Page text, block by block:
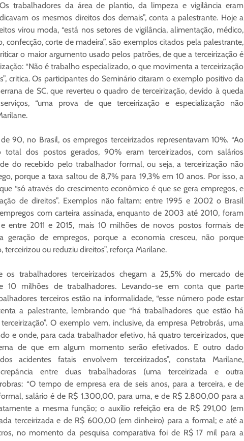
trabalhadores da área de plantio, da limpeza e vigilância eram
os mesmos direitos dos demais”, conta a palestrante. Hoje a
virou moda, “está nos setores de vigilância, alimentação, médico,
confecção, corte de madeira”, são exemplos citados pela palestrante,
o maior argumento usado pelos patrões, de que a terceirização é
“Não é trabalho especializado, o que movimenta a terceirização
critica. Os participantes do Seminário citaram o exemplo positivo da
de SC, que reverteu o quadro de terceirização, devido à queda
“uma prova de que terceirização e especialização não
90, no Brasil, os empregos terceirizados representavam 10%. “Ao
dos postos gerados, 90% eram terceirizados, com salários
do recebido pelo trabalhador formal, ou seja, a terceirização não
porque a taxa saltou de 8,7% para 19,3% em 10 anos. Por isso, a
“só através do crescimento econômico é que se gera empregos, e
de direitos”. Exemplos não faltam: entre 1995 e 2002 o Brasil
com carteira assinada, enquanto de 2003 até 2010, foram
entre 2011 e 2015, mais 10 milhões de novos postos formais de
geração de empregos, porque a economia cresceu, não porque
terceirizou ou reduziu direitos”, reforça Marilane.
os trabalhadores terceirizados chegam a 25,5% do mercado de
10 milhões de trabalhadores. Levando-se em conta que parte
terceiros estão na informalidade, “esse número pode estar
a palestrante, lembrando que “há trabalhadores que estão há
O exemplo vem, inclusive, da empresa Petrobrás, uma
e onde, para cada trabalhador efetivo, há quatro terceirizados, que
de que em algum momento serão efetivados. E outro dado
acidentes fatais envolvem terceirizados”, constata Marilane,
entre duas trabalhadoras (uma terceirizada e outra
“O tempo de empresa era de seis anos, para a terceira, e de
salário é de R$ 1.300,00, para uma, e de R$ 2.800,00 para a
a mesma função; o auxílio refeição era de R$ 291,00 (em
terceirizada e de R$ 600,00 (em dinheiro) para a formal; e até a
no momento da pesquisa comparativa foi de R$ 17 mil para a